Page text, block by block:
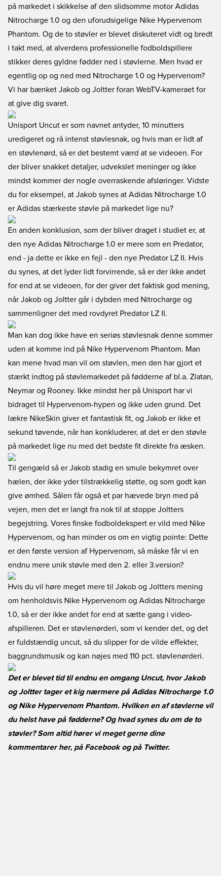
på markedet i skikkelse af den slidsomme motor Adidas
Nitrocharge 1.0 og den uforudsigelige Nike Hypervenom
Phantom. Og de to støvler er blevet diskuteret vidt og bredt
i takt med, at alverdens professionelle fodboldspillere
stikker deres gyldne fødder ned i støvlerne. Men hvad er
egentlig op og ned med Nitrocharge 1.0 og Hypervenom?
Vi har bænket Jakob og Joltter foran WebTV-kameraet for
at give dig svaret.
Unisport Uncut er som navnet antyder, 10 minutters
uredigeret og rå intenst støvlesnak, og hvis man er lidt af
en støvlenørd, så er det bestemt værd at se videoen. For
der bliver snakket detaljer, udvekslet meninger og ikke
mindst kommer der nogle overraskende afsløringer. Vidste
du for eksempel, at Jakob synes at Adidas Nitrocharge 1.0
er Adidas stærkeste støvle på markedet lige nu?
En anden konklusion, som der bliver draget i studiet er, at
den nye Adidas Nitrocharge 1.0 er mere som en Predator,
end - ja dette er ikke en fejl - den nye Predator LZ II. Hvis
du synes, at det lyder lidt forvirrende, så er der ikke andet
for end at se videoen, for der giver det faktisk god mening,
når Jakob og Joltter går i dybden med Nitrocharge og
sammenligner det med rovdyret Predator LZ II.
Man kan dog ikke have en seriøs støvlesnak denne sommer
uden at komme ind på Nike Hypervenom Phantom. Man
kan mene hvad man vil om støvlen, men den har gjort et
stærkt indtog på støvlemarkedet på fødderne af bl.a. Zlatan,
Neymar og Rooney. Ikke mindst her på Unisport har vi
bidraget til Hypervenom-hypen og ikke uden grund. Det
lækre NikeSkin giver et fantastisk fit, og Jakob er ikke et
sekund tøvende, når han konkluderer, at det er den støvle
på markedet lige nu med det bedste fit direkte fra æsken.
Til gengæld så er Jakob stadig en smule bekymret over
hælen, der ikke yder tilstrækkelig støtte, og som godt kan
give ømhed. Sålen får også et par hævede bryn med på
vejen, men det er langt fra nok til at stoppe Joltters
begejstring. Vores finske fodboldekspert er vild med Nike
Hypervenom, og han minder os om en vigtig pointe: Dette
er den første version af Hypervenom, så måske får vi en
endnu mere unik støvle med den 2. eller 3.version?
Hvis du vil høre meget mere til Jakob og Joltters mening
om henholdsvis Nike Hypervenom og Adidas Nitrocharge
1.0, så er der ikke andet for end at sætte gang i video-
afspilleren. Det er støvlenørderi, som vi kender det, og det
er fuldstændig uncut, så du slipper for de vilde effekter,
baggrundsmusik og kan nøjes med 110 pct. støvlenørderi.
Det er blevet tid til endnu en omgang Uncut, hvor Jakob
og Joltter tager et kig nærmere på Adidas Nitrocharge 1.0
og Nike Hypervenom Phantom. Hvilken en af støvlerne vil
du helst have på fødderne? Og hvad synes du om de to
støvler? Som altid hører vi meget gerne dine
kommentarer her, på Facebookog på Twitter.